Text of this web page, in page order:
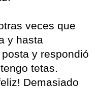
veces que
y hasta
y respondió
tetas.
Demasiado